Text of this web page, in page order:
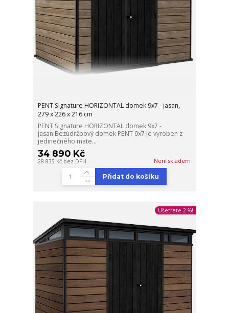
PENT Signature HORIZONTAL domek 9x7 - jasan,
279 x 226 x 216 cm
PENT Signature HORIZONTAL domek 9x7 -
jasan Bezúdržbový domek PENT 9x7 je vyroben z
jedinečného mate...
34 890 Kč
28 835 Kč bez DPH Není skladem
Přidat do košíku
Ušetřete 2 %!